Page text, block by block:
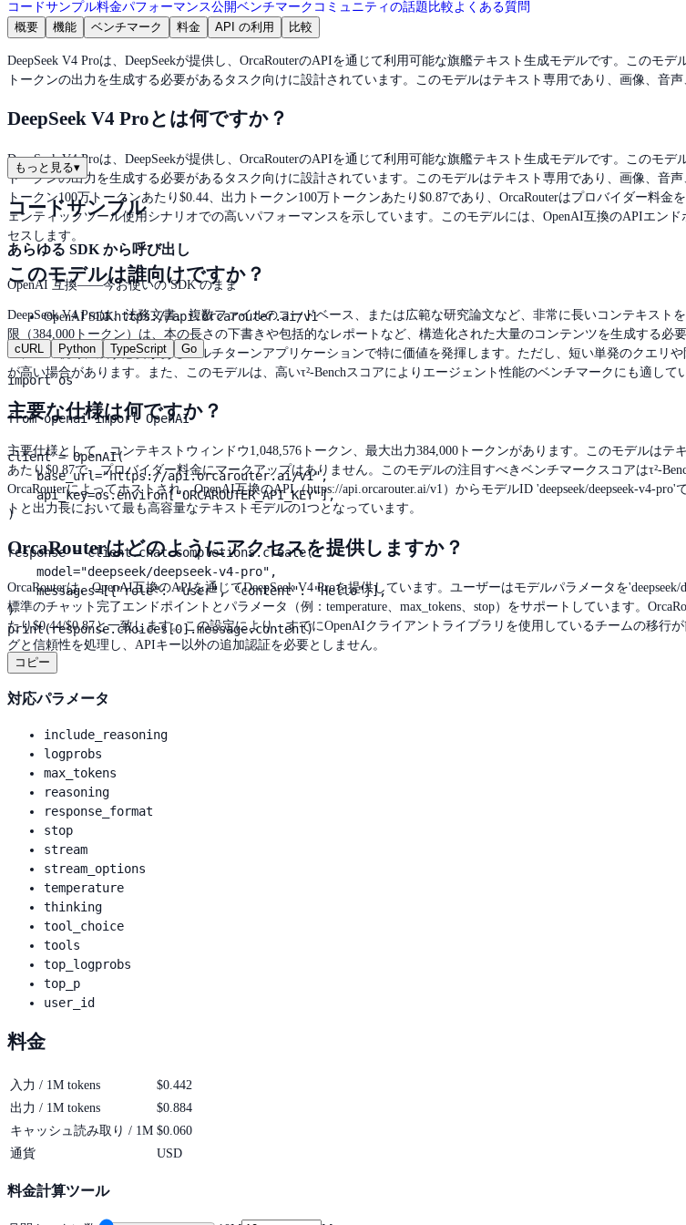
コードサンプル料金パフォーマンス公開ベンチマーク コミュニティの話題 比較 よくある質問
概要
機能 ベンチマーク 料金 API の利用 比較
DeepSeek V4 Proは、DeepSeekが提供し、OrcaRouterのAPIを通じて利用可能な旗艦テキスト生成モデルです。このモ
トークンの出力を生成する必要があるタスク向けに設計されています。このモデルはテキスト専用であり、画像、音
DeepSeek V4 Proとは何ですか？
DeepSeek V4 Proは、DeepSeekが提供し、OrcaRouterのAPIを通じて利用可能な旗艦テキスト生成モデルです。このモ
トークンの出力を生成する必要があるタスク向けに設計されています。このモデルはテキスト専用であり、画像、音
トークン100万トークンあたり$0.44、出力トークン100万トークンあたり$0.87であり、OrcaRouterはプロバイダー料
ェンティックツール使用シナリオでの高いパフォーマンスを示しています。このモデルには、OpenAI互換のAPIエンド
セスします。
このモデルは誰向けですか？
DeepSeek V4 Proは、法務文書、複数ファイルのコードベース、または広範な研究論文など、非常に長いコンテキス
限（384,000トークン）は、本の長さの下書きや包括的なレポートなど、構造化された大量のコンテンツを生成する
モデルの視野に残す必要があるマルチターンアプリケーションで特に価値を発揮します。ただし、短い単発のクエリ
が高い場合があります。また、このモデルは、高いτ²-Benchスコアによりエージェント性能のベンチマークにも適して
主要な仕様は何ですか？
主要仕様として、コンテキストウィンドウ1,048,576トークン、最大出力384,000トークンがあります。このモデルは
あたり$0.87で、プロバイダー料金にマークアップはありません。このモデルの注目すべきベンチマークスコアはτ²-
OrcaRouterによってホストされ、OpenAI互換のAPI（https://api.orcarouter.ai/v1）からモデルID 'deepseek/deepseek-v4-
トと出力長において最も高容量なテキストモデルの1つとなっています。
OrcaRouterはどのようにアクセスを提供しますか？
OrcaRouterは、OpenAI互換のAPIを通じてDeepSeek V4 Proを提供しています。ユーザーはモデルパラメータを
標準のチャット完了エンドポイントとパラメータ（例：temperature、max_tokens、stop）をサポートしています。
たり$0.44/$0.87と一致します。この設定により、すでにOpenAIクライアントライブラリを使用しているチームの移
グと信頼性を処理し、APIキー以外の追加認証を必要としません。
もっと見る▾
コードサンプル
あらゆる SDK から呼び出し
OpenAI 互換——今お使いの SDK のまま
OpenAI SDKhttps://api.orcarouter.ai/v1
cURL Python TypeScript Go
import os
from openai import OpenAI
client = OpenAI(
    base_url="https://api.orcarouter.ai/v1",
    api_key=os.environ["ORCAROUTER_API_KEY"],
)
response = client.chat.completions.create(
    model="deepseek/deepseek-v4-pro",
    messages=[{"role": "user", "content": "Hello"}],
)
print(response.choices[0].message.content)
コピー
対応パラメータ
include_reasoning
logprobs
max_tokens
reasoning
response_format
stop
stream
stream_options
temperature
thinking
tool_choice
tools
top_logprobs
top_p
user_id
料金
入力 / 1M tokens
$0.442
出力 / 1M tokens
$0.884
キャッシュ読み取り / 1M $0.060
通貨
USD
料金計算ツール